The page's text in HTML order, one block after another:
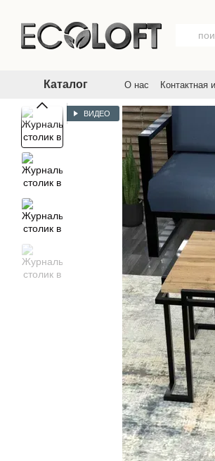
Каталог О нас Контактная
ВИДЕО